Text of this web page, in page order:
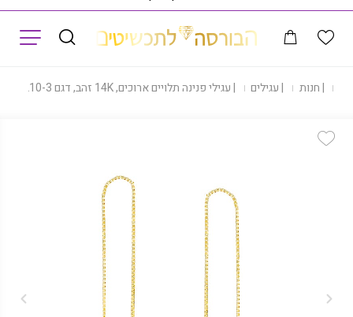
|חנות |עגילים |עגילי פנינה תלויים ארוכים, 14K זהב, דגם E-KWR1210-3